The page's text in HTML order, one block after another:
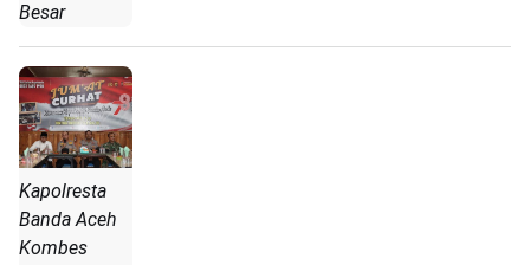
Besar
Kapolresta
Banda Aceh
Kombes